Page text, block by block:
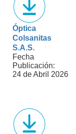
Óptica
Colsanitas
S.A.S.
Fecha
Publicación:
24 de Abril 2026